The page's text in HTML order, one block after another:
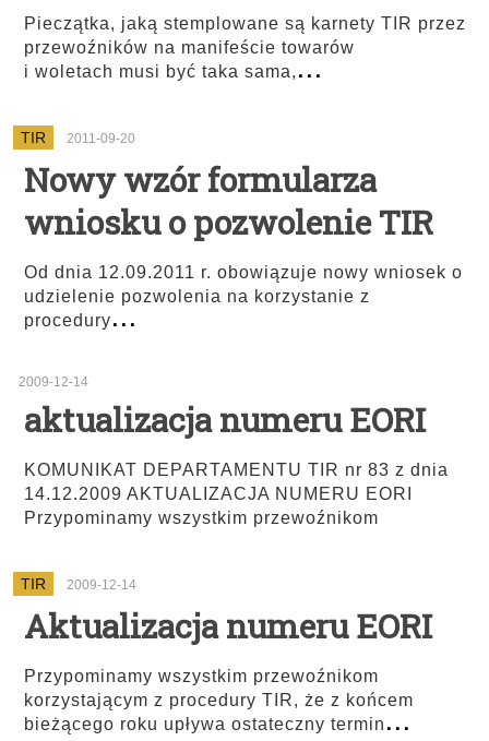
Pieczątka, jaką stemplowane są karnety TIR przez
przewoźników na manifeście towarów
i woletach musi być taka sama, ...
TIR 2011-09-20
Nowy wzór formularza
wniosku o pozwolenie TIR
Od dnia 12.09.2011 r. obowiązuje nowy wniosek o
udzielenie pozwolenia na korzystanie z
procedury...
2009-12-14
aktualizacja numeru EORI
KOMUNIKAT DEPARTAMENTU TIR nr 83 z dnia
14.12.2009 AKTUALIZACJA NUMERU EORI
Przypominamy wszystkim przewoźnikom
TIR 2009-12-14
Aktualizacja numeru EORI
Przypominamy wszystkim przewoźnikom
korzystającym z procedury TIR, że z końcem
bieżącego roku upływa ostateczny termin...